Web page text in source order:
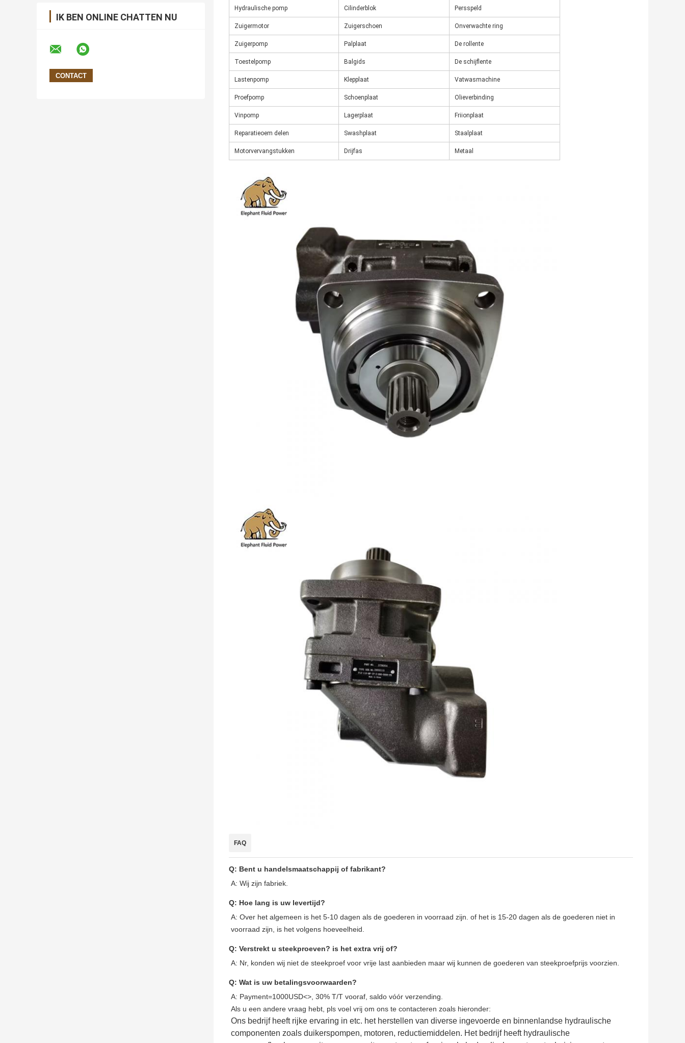
IK BEN ONLINE CHATTEN NU
Hydraulische pomp Cilinderblok Persspeld
Zuigermotor Zuigerschoen Onverwachte ring
Zuigerpomp Palplaat De rollente
Toestelpomp Balgids De schijflente
Lastenpomp Klepplaat Vatwasmachine
Proefpomp Schoenplaat Olieverbinding
Vinpomp Lagerplaat Friionplaat
Reparatieoem delen Swashplaat Staalplaat
Motorvervangstukken Drijfas Metaal
FAQ
Q: Bent u handelsmaatschappij of fabrikant?
A: Wij zijn fabriek.
Q: Hoe lang is uw levertijd?
A: Over het algemeen is het 5-10 dagen als de goederen in voorraad zijn. of het is 15-20 dagen als de goederen niet in
voorraad zijn, is het volgens hoeveelheid.
Q: Verstrekt u steekproeven? is het extra vrij of?
A: Nr, konden wij niet de steekproef voor vrije last aanbieden maar wij kunnen de goederen van steekproefprijs voorzien.
Q: Wat is uw betalingsvoorwaarden?
A: Payment=1000USD<>, 30% T/T vooraf, saldo vóór verzending.
Als u een andere vraag hebt, pls voel vrij om ons te contacteren zoals hieronder:
Ons bedrijf heeft rijke ervaring in etc. het herstellen van diverse ingevoerde en binnenlandse hydraulische
componenten zoals duikerspompen, motoren, reductiemiddelen. Het bedrijf heeft hydraulische